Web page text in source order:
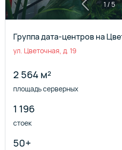
Группа дата-центров на
ул. Цветочная, д. 19
2 564 м²
площадь серверных
1 196
стоек
50+
1 /5